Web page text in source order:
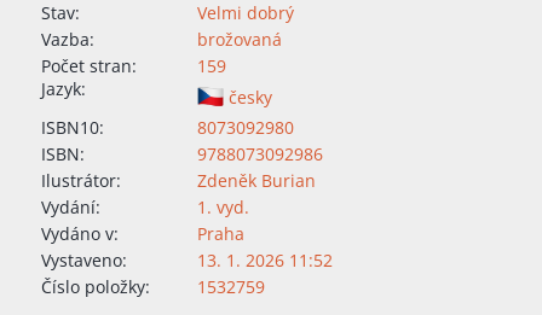
Stav:
Velmi dobrý
Vazba:
brožovaná
Počet stran:
159
Jazyk:
česky
ISBN10:
8073092980
ISBN:
9788073092986
Ilustrátor:
Zdeněk Burian
Vydání:
1. vyd.
Vydáno v:
Praha
Vystaveno:
13. 1. 2026 11:52
Číslo položky:
1532759